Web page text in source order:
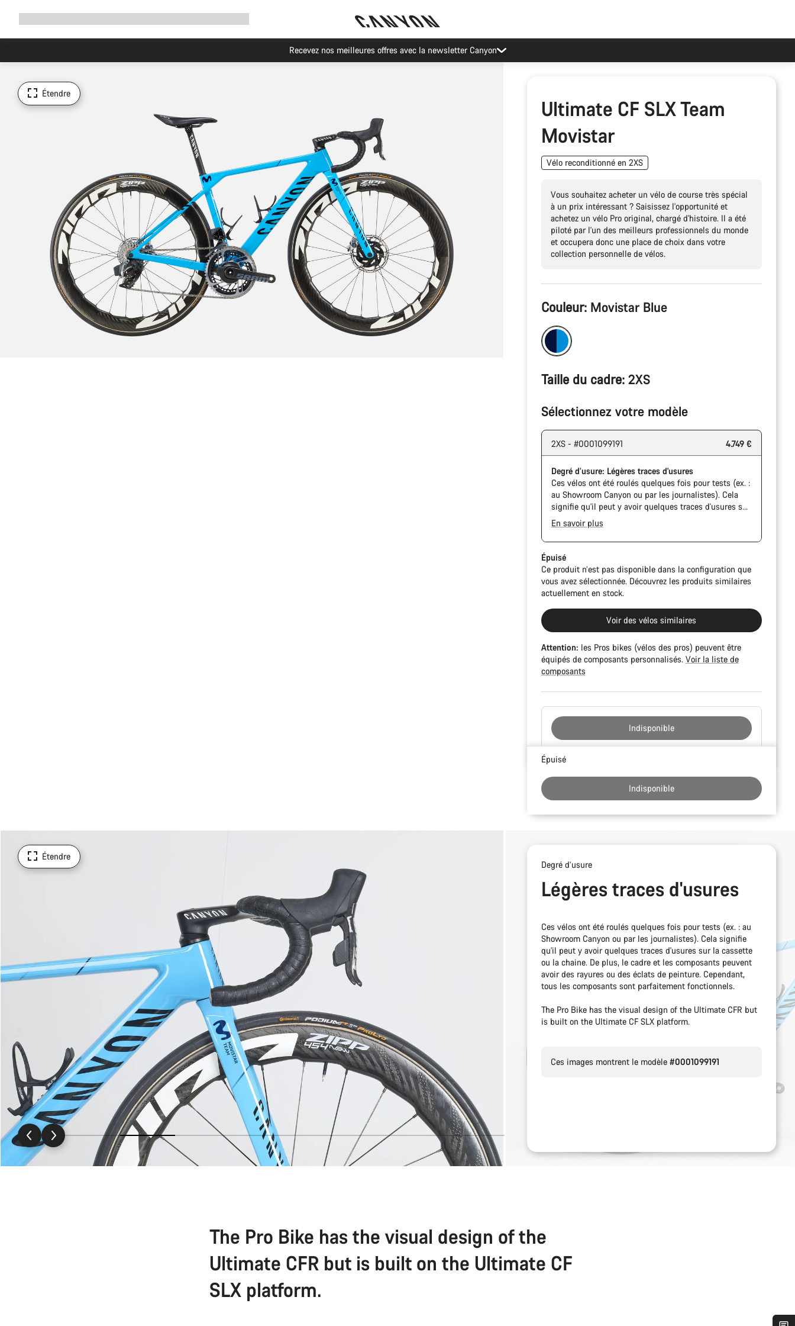
navigation
Recevez nos meilleures offres avec la newsletter Canyon
Étendre
Ultimate CF SLX Team
Movistar
Vélo reconditionné en 2XS
Vous souhaitez acheter un vélo de course très spécial
à un prix intéressant ? Saisissez l'opportunité et
achetez un vélo Pro original, chargé d'histoire. Il a été
piloté par l'un des meilleurs professionnels du monde
et occupera donc une place de choix dans votre
collection personnelle de vélos.
Configuration
du
produit
Couleur: Movistar Blue
Taille du cadre: 2XS
Sélectionnez votre modèle
2XS - #0001099191 4.749 €
Degré d’usure: Légères traces d'usures
Ces vélos ont été roulés quelques fois pour tests (ex. :
au Showroom Canyon ou par les journalistes). Cela
signifie qu'il peut y avoir quelques traces d'usures sur
la cassette ou la chaine. De plus, le cadre et les
composants peuvent avoir des rayures ou des éclats
de peinture. Cependant, tous les composants sont
parfaitement fonctionnels.
The Pro Bike has the visual design of the Ultimate
CFR but is built on the Ultimate CF SLX platform.
En savoir plus
Épuisé
Ce produit n’est pas disponible dans la configuration que
vous avez sélectionnée. Découvrez les produits similaires
actuellement en stock.
Voir des vélos similaires
Attention: les Pros bikes (vélos des pros) peuvent être
équipés de composants personnalisés. Voir la liste de
composants
Indisponible
Raisons
d’achat
Épuisé
Indisponible
Étendre
Degré d’usure
Légères traces d'usures
Ces vélos ont été roulés quelques fois pour tests (ex. : au
Showroom Canyon ou par les journalistes). Cela signifie
qu'il peut y avoir quelques traces d'usures sur la cassette
ou la chaine. De plus, le cadre et les composants peuvent
avoir des rayures ou des éclats de peinture. Cependant,
tous les composants sont parfaitement fonctionnels.
The Pro Bike has the visual design of the Ultimate CFR but
is built on the Ultimate CF SLX platform.
Ces images montrent le modèle #0001099191
The Pro Bike has the visual design of the
Ultimate CFR but is built on the Ultimate CF
SLX platform.